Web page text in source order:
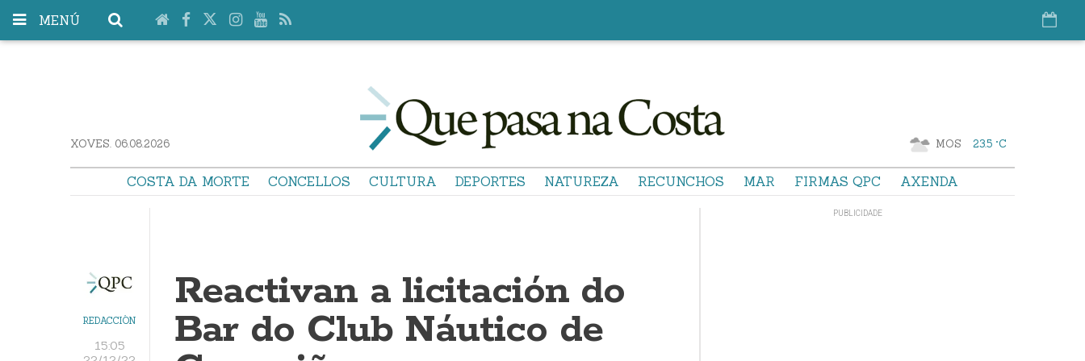
MENÚ
XOVES. 06.08.2026 MOS 23.5 °C
COSTA DA MORTE CONCELLOS CULTURA DEPORTES NATUREZA RECUNCHOS MAR FIRMAS QPC AXENDA
REDACCIÓN
15:05
Reactivan a licitación do
Bar do Club Náutico de